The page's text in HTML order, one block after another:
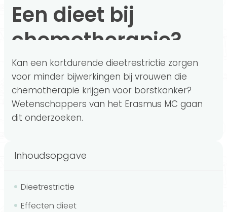
Een dieet bij
chemotherapie?
Kan een kortdurende dieetrestrictie zorgen
voor minder bijwerkingen bij vrouwen die
chemotherapie krijgen voor borstkanker?
Wetenschappers van het Erasmus MC gaan
dit onderzoeken.
Inhoudsopgave
Dieetrestrictie
Effecten dieet